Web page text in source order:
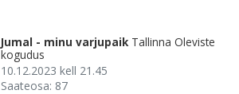
Jumal - minu varjupaik Tallinna Oleviste
kogudus
10.12.2023 kell 21.45
Saateosa: 87